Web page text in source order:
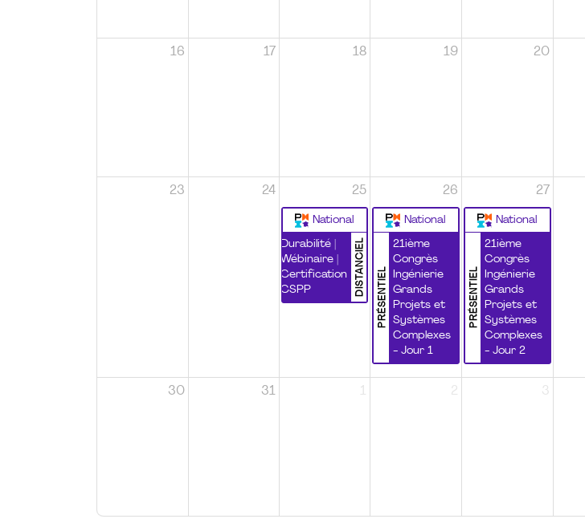
16 17 18 19 20
23 24 25
National
DISTANCIEL
Durabilité |
Wébinaire |
Certification
CSPP
26
National
PRÉSENTIEL
21ième
Congrès
Ingénierie
Grands
Projets et
Systèmes
Complexes
- Jour 1
27
National
PRÉSENTIEL
21ième
Congrès
Ingénierie
Grands
Projets et
Systèmes
Complexes
- Jour 2
30 31 1 2 3